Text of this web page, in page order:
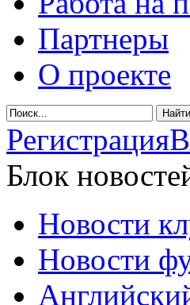
Партнеры
О проекте
Регистрация
Блок
Новости
Новости